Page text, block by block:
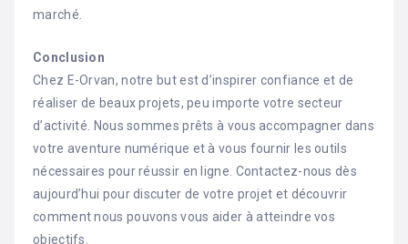
marché.
Conclusion
Chez E-Orvan, notre but est d’inspirer confiance et de
réaliser de beaux projets, peu importe votre secteur
d’activité. Nous sommes prêts à vous accompagner dans
votre aventure numérique et à vous fournir les outils
nécessaires pour réussir en ligne. Contactez-nous dès
aujourd’hui pour discuter de votre projet et découvrir
comment nous pouvons vous aider à atteindre vos
objectifs.